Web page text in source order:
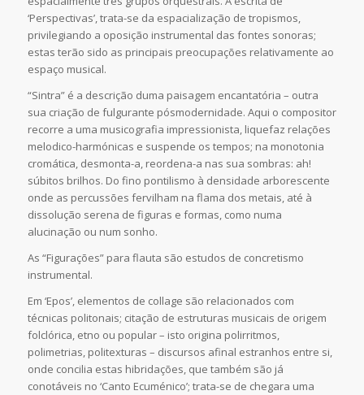
‘Perspectivas’, trata-se da espacialização de tropismos,
privilegiando a oposição instrumental das fontes sonoras;
estas terão sido as principais preocupações relativamente ao
espaço musical.
“Sintra” é a descrição duma paisagem encantatória – outra
sua criação de fulgurante pósmodernidade. Aqui o compositor
recorre a uma musicografia impressionista, liquefaz relações
melodico-harmónicas e suspende os tempos; na monotonia
cromática, desmonta-a, reordena-a nas sua sombras: ah!
súbitos brilhos. Do fino pontilismo à densidade arborescente
onde as percussões fervilham na flama dos metais, até à
dissolução serena de figuras e formas, como numa
alucinação ou num sonho.
As “Figurações” para flauta são estudos de concretismo
instrumental.
Em ‘Epos’, elementos de collage são relacionados com
técnicas politonais; citação de estruturas musicais de origem
folclórica, etno ou popular – isto origina polirritmos,
polimetrias, politexturas – discursos afinal estranhos entre si,
onde concilia estas hibridações, que também são já
conotáveis no ‘Canto Ecuménico’; trata-se de chegara uma